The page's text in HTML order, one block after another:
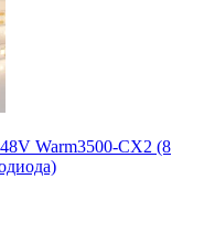
Warm3500-CX2 (8